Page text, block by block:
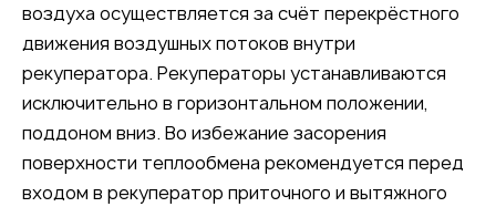
воздуха осуществляется за счёт перекрёстного
движения воздушных потоков внутри
рекуператора. Рекуператоры устанавливаются
исключительно в горизонтальном положении,
поддоном вниз. Во избежание засорения
поверхности теплообмена рекомендуется перед
входом в рекуператор приточного и вытяжного